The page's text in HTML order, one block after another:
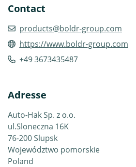
Contact
products@boldr-group.com
https://www.boldr-group.com
+49 3673435487
Adresse
Auto-Hak Sp. z o.o.
ul.Sloneczna 16K
76-200 Slupsk
Województwo pomorskie
Poland